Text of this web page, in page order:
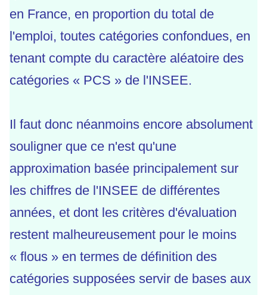
en France, en proportion du total de
l'emploi, toutes catégories confondues, en
tenant compte du caractère aléatoire des
catégories « PCS » de l'INSEE.
Il faut donc néanmoins encore absolument
souligner que ce n'est qu'une
approximation basée principalement sur
les chiffres de l'INSEE de différentes
années, et dont les critères d'évaluation
restent malheureusement pour le moins
« flous » en termes de définition des
catégories supposées servir de bases aux